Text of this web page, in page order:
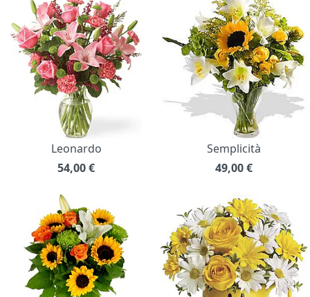
Leonardo
54,00€
Semplicità
49,00€